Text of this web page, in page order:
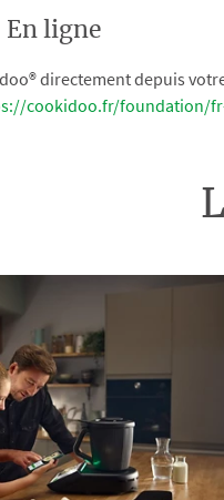
En ligne
directement depuis
cookidoo.fr/foundation/